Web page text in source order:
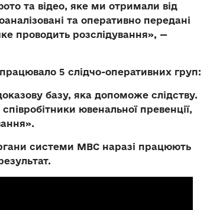
та відео, яке ми отримали від
та оперативно передані
проводить розслідування», —
5 слідчо-оперативних груп:
базу, яка допоможе слідству.
ювенальної превенції,
системи МВС наразі працюють